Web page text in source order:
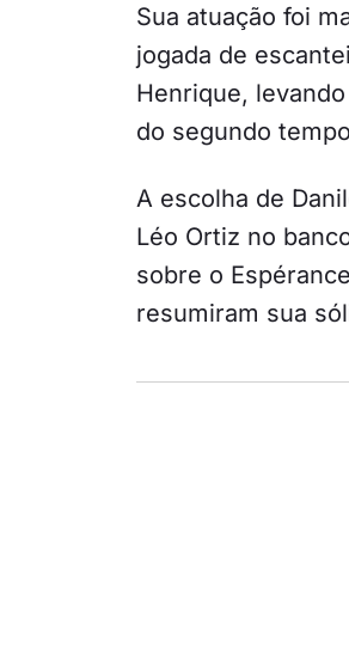
Sua atuação foi
jogada de
Henrique,
do segundo
A escolha de
Léo Ortiz no
sobre o
resumiram sua